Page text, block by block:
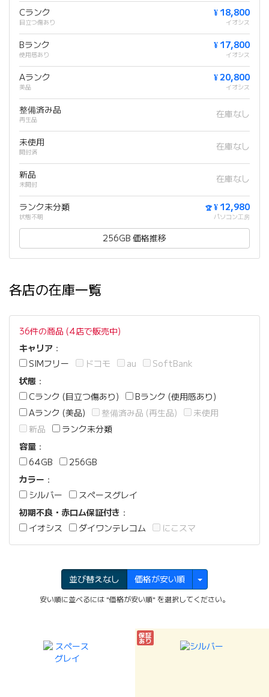
Cランク
目立つ傷あり
¥ 18,800
イオシス
Bランク
使用感あり
¥ 17,800
イオシス
Aランク
美品
¥ 20,800
イオシス
整備済み品
再生品
在庫なし
未使用
開封済
在庫なし
新品
未開封
在庫なし
ランク未分類
状態不明
🏆 ¥ 12,980
パソコン工房
256GB 価格推移
各店の在庫一覧
36件の商品 (4店で販売中)
キャリア ：
SIMフリー
ドコモ au
SoftBank
状態 ：
Cランク (目立つ傷あり)
Bランク (使用感あり)
Aランク (美品)
整備済み品 (再生品)
未使用
新品
ランク未分類
容量 ：
64GB
256GB
カラー ：
シルバー
スペースグレイ
初期不良・赤ロム保証付き ：
イオシス
ダイワンテレコム にこスマ
並び替えなし 価格が安い順
安い順に並べるには "価格が安い順" を選択してください。
保証
あり